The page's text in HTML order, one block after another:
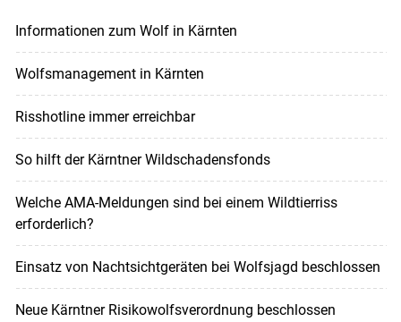
Informationen zum Wolf in Kärnten
Wolfsmanagement in Kärnten
Risshotline immer erreichbar
So hilft der Kärntner Wildschadensfonds
Welche AMA-Meldungen sind bei einem Wildtierriss
erforderlich?
Einsatz von Nachtsichtgeräten bei Wolfsjagd beschlossen
Neue Kärntner Risikowolfsverordnung beschlossen